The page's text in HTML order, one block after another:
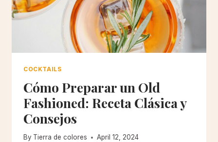
COCKTAILS
Cómo Preparar un Old
Fashioned: Receta Clásica y
Consejos
By Tierra de colores April 12, 2024